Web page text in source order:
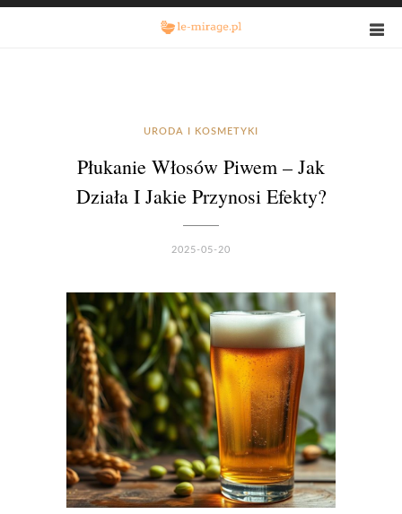
URODA I KOSMETYKI
Płukanie Włosów Piwem – Jak
Działa I Jakie Przynosi Efekty?
2025-05-20